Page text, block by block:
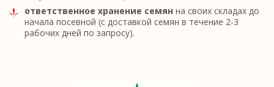
ответственное хранение семян на своих складах до
начала посевной (с доставкой семян в течение 2-3
рабочих дней по запросу).